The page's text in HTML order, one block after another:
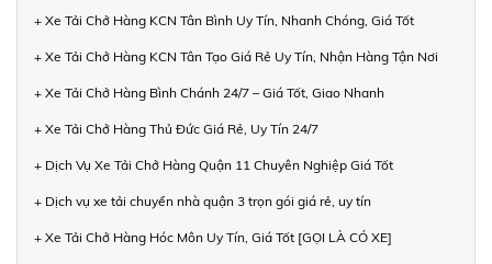
+ Xe Tải Chở Hàng KCN Tân Bình Uy Tín, Nhanh Chóng, Giá Tốt
+ Xe Tải Chở Hàng KCN Tân Tạo Giá Rẻ Uy Tín, Nhận Hàng Tận Nơi
+ Xe Tải Chở Hàng Bình Chánh 24/7 – Giá Tốt, Giao Nhanh
+ Xe Tải Chở Hàng Thủ Đức Giá Rẻ, Uy Tín 24/7
+ Dịch Vụ Xe Tải Chở Hàng Quận 11 Chuyên Nghiệp Giá Tốt
+ Dịch vụ xe tải chuyển nhà quận 3 trọn gói giá rẻ, uy tín
+ Xe Tải Chở Hàng Hóc Môn Uy Tín, Giá Tốt [GỌI LÀ CÓ XE]